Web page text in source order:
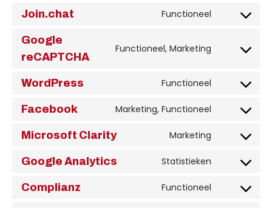
Join.chat Functioneel
Google
reCAPTCHA
Functioneel, Marketing
WordPress Functioneel
Facebook Marketing, Functioneel
Microsoft Clarity Marketing
Google Analytics Statistieken
Complianz Functioneel